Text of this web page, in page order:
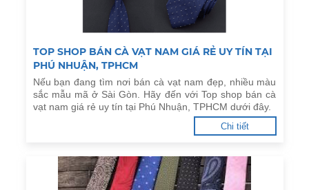
TOP SHOP BÁN CÀ VẠT NAM GIÁ RẺ UY TÍN TẠI
PHÚ NHUẬN, TPHCM
Nếu bạn đang tìm nơi bán cà vạt nam đẹp, nhiều màu
sắc mẫu mã ở Sài Gòn. Hãy đến với Top shop bán cà
vạt nam giá rẻ uy tín tại Phú Nhuận, TPHCM dưới đây.
Chi tiết